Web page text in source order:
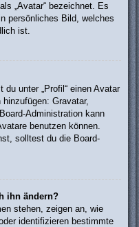
„Avatar“ bezeichnet. Es
persönliches Bild, welches
ist.
unter „Profil“ einen Avatar
Gravatar,
Administration kann
benutzen können.
solltest du die Board-
ihn ändern?
stehen, zeigen an, wie
identifizieren bestimmte